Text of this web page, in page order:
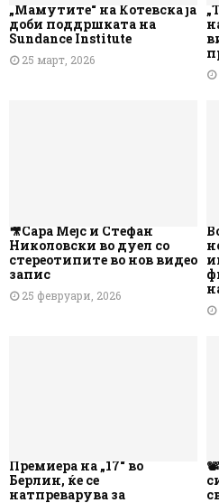
„Мамутите“ на Котевска ја
доби поддршката на
Sundance Institute
25 март, 2026
🎥Сара Мејс и Стефан
Николовски во дуел со
стереотипите во нов видео
запис
25 февруари, 2026
Премиера на „17“ во
Берлин, ќе се
натпреварува за